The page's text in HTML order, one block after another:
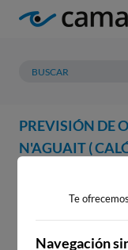
PREVISIÓN DE
N'AGUAIT (
WEBCAM
Te
Navegación